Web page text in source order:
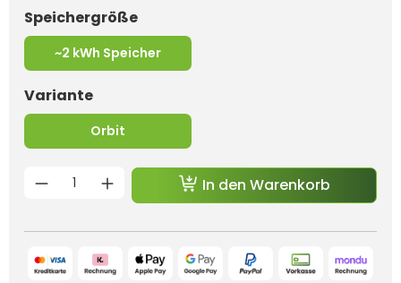
Speichergrößeauswählen
~2 kWh Speicher
Varianteauswählen
Orbit
Produkt Anzahl: Gib den
In den Warenkorb